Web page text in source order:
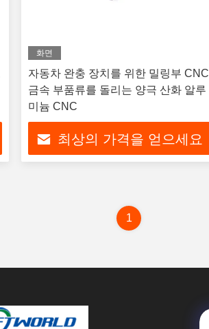
화면
자동차 완충 장치를 위한 밀링부 CNC
금속 부품류를 돌리는 양극 산화 알루
미늄 CNC
최상의 가격을 얻으세요
1